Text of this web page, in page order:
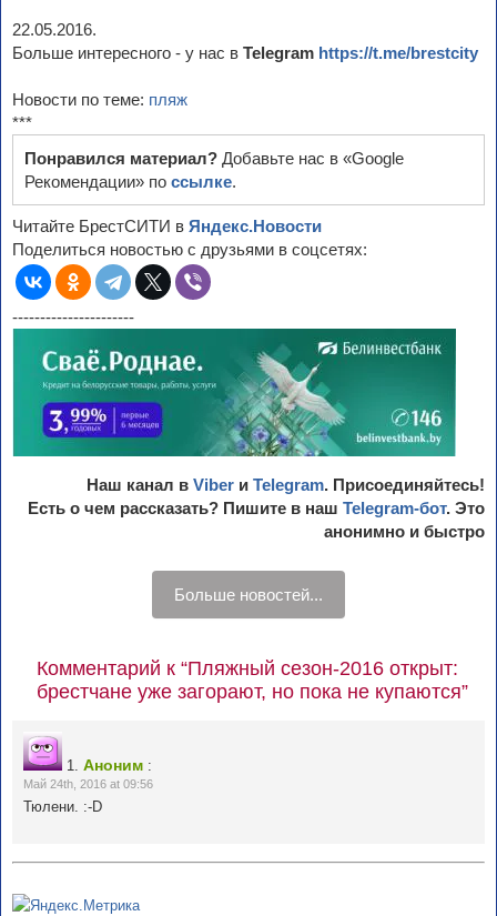
22.05.2016.
Больше интересного - у нас в Telegram https://t.me/brestcity
Новости по теме: пляж
***
Понравился материал? Добавьте нас в «Google
Рекомендации» по ссылке.
Читайте БрестСИТИ в Яндекс.Новости
Поделиться новостью с друзьями в соцсетях:
----------------------
Наш канал в Viber и Telegram. Присоединяйтесь!
Есть о чем рассказать? Пишите в наш Telegram-бот. Это
анонимно и быстро
Больше новостей...
Комментарий к “Пляжный сезон-2016 открыт:
брестчане уже загорают, но пока не купаются”
1. Аноним :
Май 24th, 2016 at 09:56
Тюлени. :-D